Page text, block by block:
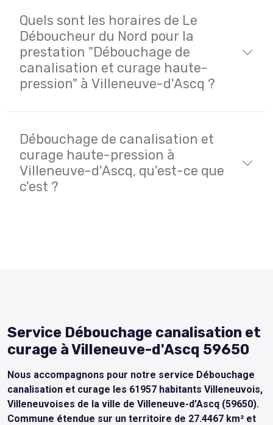
Quels sont les horaires de Le
Déboucheur du Nord pour la
prestation "Débouchage de
canalisation et curage haute-
pression" à Villeneuve-d'Ascq ?
Débouchage de canalisation et
curage haute-pression à
Villeneuve-d'Ascq, qu'est-ce que
c'est ?
Service Débouchage canalisation et
curage à Villeneuve-d'Ascq 59650
Nous accompagnons pour notre service Débouchage
canalisation et curage les 61957 habitants Villeneuvois,
Villeneuvoises de la ville de Villeneuve-d'Ascq (59650).
Commune étendue sur un territoire de 27.4467 km² et